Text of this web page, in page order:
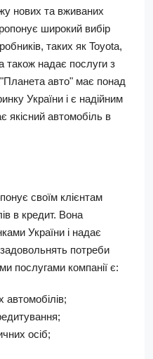
нових та вживаних
широкий вибір
таких як Toyota,
також надає послуги з
авто" має понад
України і є надійним
якісний автомобіль в
своїм клієнтам
в кредит. Вона
України і надає
задовольнять потреби
послугами компанії є:
автомобілів;
осіб;